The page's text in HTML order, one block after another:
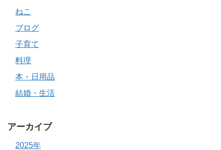
ねこ
ブログ
子育て
料理
本・日用品
結婚・生活
アーカイブ
2025年